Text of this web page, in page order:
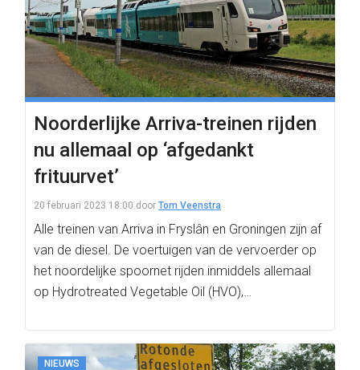
Noorderlijke Arriva-treinen rijden
nu allemaal op ‘afgedankt
frituurvet’
20 februari 2023 18:00 door Tom Veenstra
Alle treinen van Arriva in Fryslân en Groningen zijn af
van de diesel. De voertuigen van de vervoerder op
het noordelijke spoornet rijden inmiddels allemaal
op Hydrotreated Vegetable Oil (HVO),…
NIEUWS